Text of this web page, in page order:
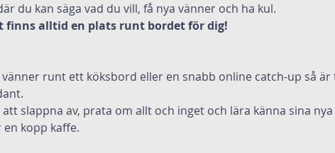
du kan säga vad du vill, få nya vänner och ha kul.
finns alltid en plats runt bordet för dig!
runt ett köksbord eller en snabb online catch-up så
slappna av, prata om allt och inget och lära känna sina
kopp kaffe.